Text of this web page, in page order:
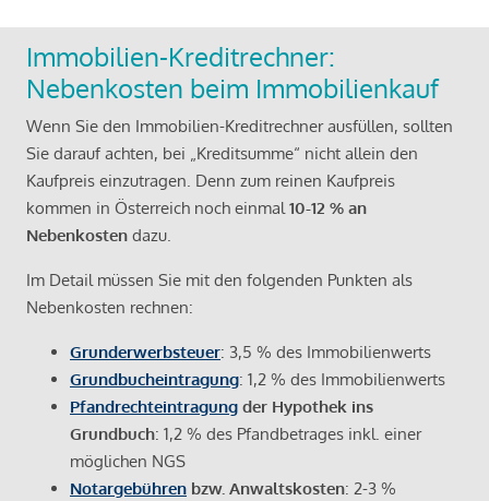
Immobilien-Kreditrechner:
Nebenkosten beim Immobilienkauf
Wenn Sie den Immobilien-Kreditrechner ausfüllen, sollten
Sie darauf achten, bei „Kreditsumme“ nicht allein den
Kaufpreis einzutragen. Denn zum reinen Kaufpreis
kommen in Österreich noch einmal10-12 % an
Nebenkosten dazu.
Im Detail müssen Sie mit den folgenden Punkten als
Nebenkosten rechnen:
Grunderwerbsteuer: 3,5 % des Immobilienwerts
Grundbucheintragung: 1,2 % des Immobilienwerts
Pfandrechteintragung der Hypothek ins
Grundbuch: 1,2 % des Pfandbetrages inkl. einer
möglichen NGS
Notargebühren bzw. Anwaltskosten: 2-3 %